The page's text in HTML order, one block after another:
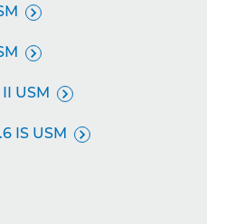


USM 
IS USM 